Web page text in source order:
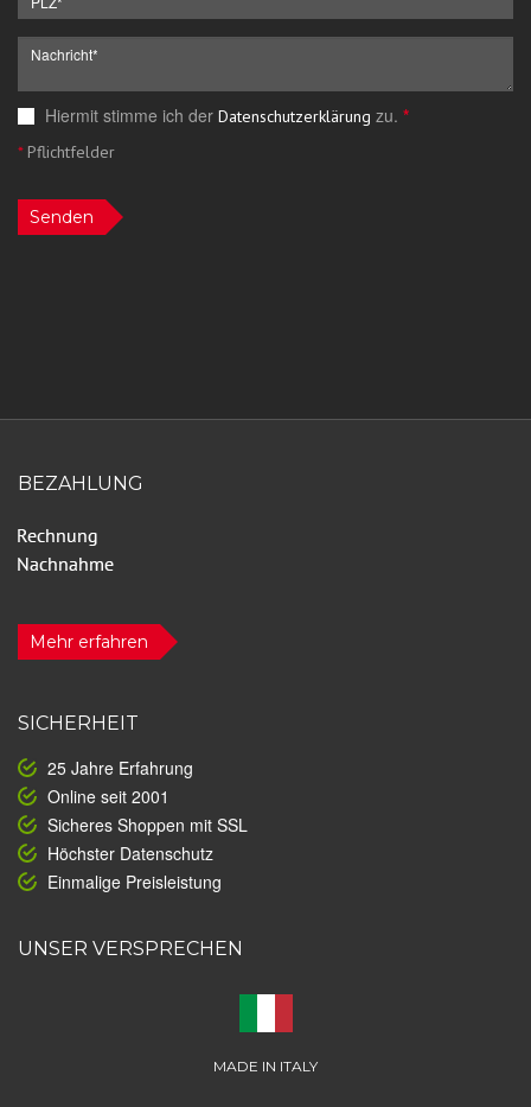
Hiermit stimme ich der Datenschutzerklärung zu. *
*Pflichtfelder
Senden
BEZAHLUNG
Mehr erfahren
SICHERHEIT
25 Jahre Erfahrung
Online seit 2001
Sicheres Shoppen mit SSL
Höchster Datenschutz
Einmalige Preisleistung
UNSER VERSPRECHEN
MADE IN ITALY